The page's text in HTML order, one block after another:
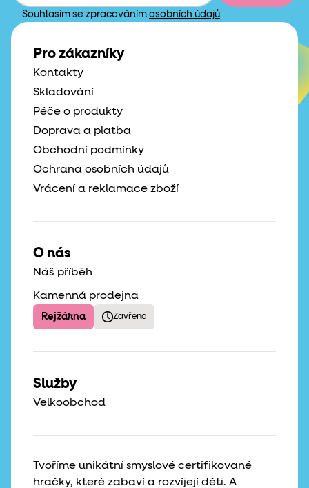
Souhlasím se zpracováním osobních údajů
Tvoříme unikátní smyslové certifikované
hračky, které zabaví a rozvíjejí děti. A
Pro zákazníky
Kontakty
Skladování
Péče o produkty
Doprava a platba
Obchodní podmínky
Ochrana osobních údajů
Vrácení a reklamace zboží
O nás
Náš příběh
Kamenná prodejna
Rejžárna Zavřeno
Služby
Velkoobchod